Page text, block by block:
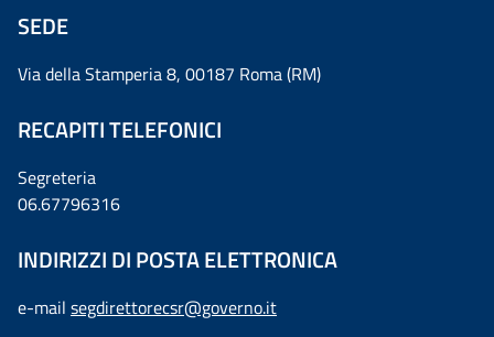
SEDE
Via della Stamperia 8, 00187 Roma (RM)
RECAPITI TELEFONICI
Segreteria
06.67796316
INDIRIZZI DI POSTA ELETTRONICA
e-mail segdirettorecsr@governo.it